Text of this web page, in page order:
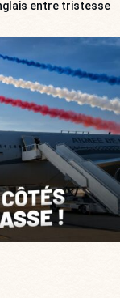
entre tristesse